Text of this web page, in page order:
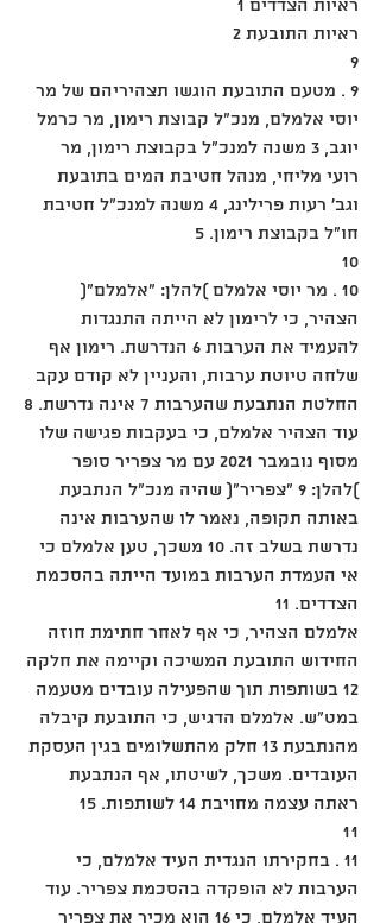
ראיות הצדדים 1
ראיות התובעת 2
9
9 . מטעם התובעת הוגשו תצהיריהם של מר
יוסי אלמלם, מנכ"ל קבוצת רימון, מר כרמל
יוגב, 3 משנה למנכ"ל בקבוצת רימון, מר
רועי מליחי, מנהל חטיבת המים בתובעת
וגב' רעות פרילינג, 4 משנה למנכ"ל חטיבת
חו"ל בקבוצת רימון. 5
10
10 . מר יוסי אלמלם )להלן: "אלמלם"(
הצהיר, כי לרימון לא הייתה התנגדות
להעמיד את הערבות 6 הנדרשת. רימון אף
שלחה טיוטת ערבות, והעניין לא קודם עקב
החלטת הנתבעת שהערבות 7 אינה נדרשת. 8
עוד הצהיר אלמלם, כי בעקבות פגישה שלו
מסוף נובמבר 2021 עם מר צפריר סופר
)להלן: 9 "צפריר"( שהיה מנכ"ל הנתבעת
באותה תקופה, נאמר לו שהערבות אינה
נדרשת בשלב זה. 10 משכך, טען אלמלם כי
אי העמדת הערבות במועד הייתה בהסכמת
הצדדים. 11
אלמלם הצהיר, כי אף לאחר חתימת חוזה
החידוש התובעת המשיכה וקיימה את חלקה
12 בשותפות תוך שהפעילה עובדים מטעמה
במט"ש. אלמלם הדגיש, כי התובעת קיבלה
מהנתבעת 13 חלק מהתשלומים בגין העסקת
העובדים. משכך, לשיטתו, אף הנתבעת
ראתה עצמה מחויבת 14 לשותפות. 15
11
11 . בחקירתו הנגדית העיד אלמלם, כי
הערבות לא הופקדה בהסכמת צפריר. עוד
העיד אלמלם, כי 16 הוא מכיר את צפריר